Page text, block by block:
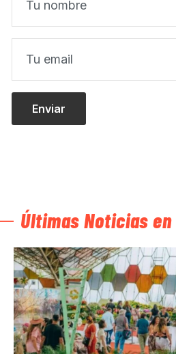
Últimas Noticias en